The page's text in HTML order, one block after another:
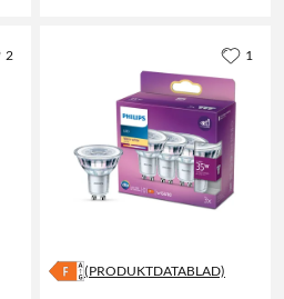
2
(PRODUKTDATABLAD)
1